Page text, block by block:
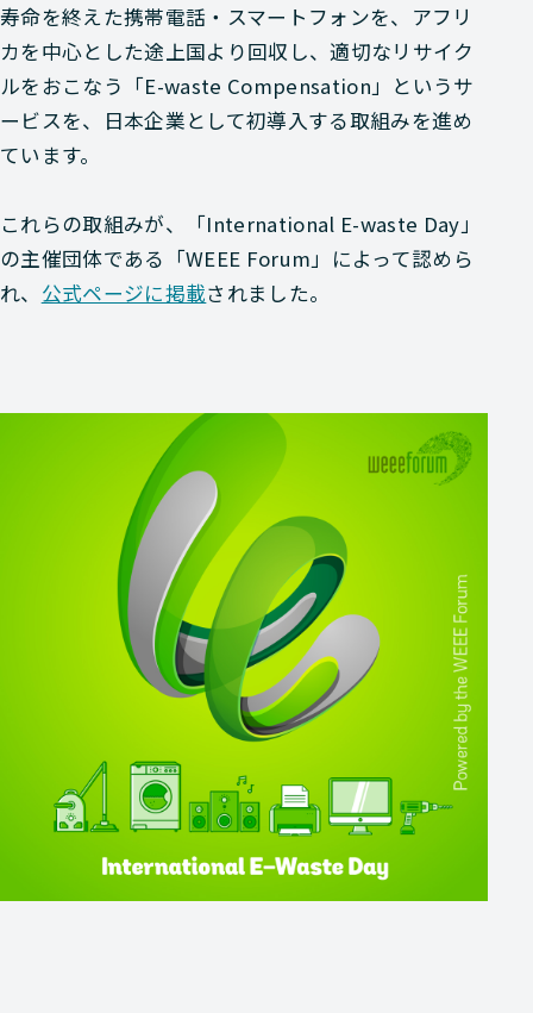
寿命を終えた携帯電話・スマートフォンを、アフリ
カを中心とした途上国より回収し、適切なリサイク
ルをおこなう「E-waste Compensation」というサ
ービスを、日本企業として初導入する取組みを進め
ています。
これらの取組みが、「International E-waste Day」
の主催団体である「WEEE Forum」によって認めら
れ、 公式ページに掲載されました。